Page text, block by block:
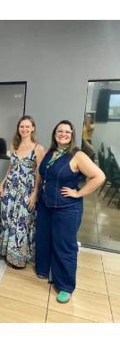
e
buscará
os
publicar
com a